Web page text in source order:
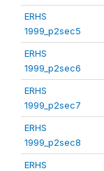
ERHS
1999_p2sec5
ERHS
1999_p2sec6
ERHS
1999_p2sec7
ERHS
1999_p2sec8
ERHS